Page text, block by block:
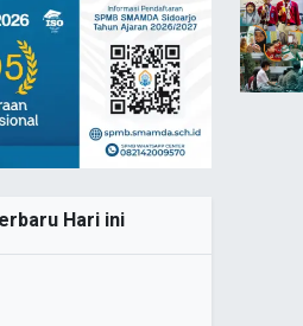
Hari ini